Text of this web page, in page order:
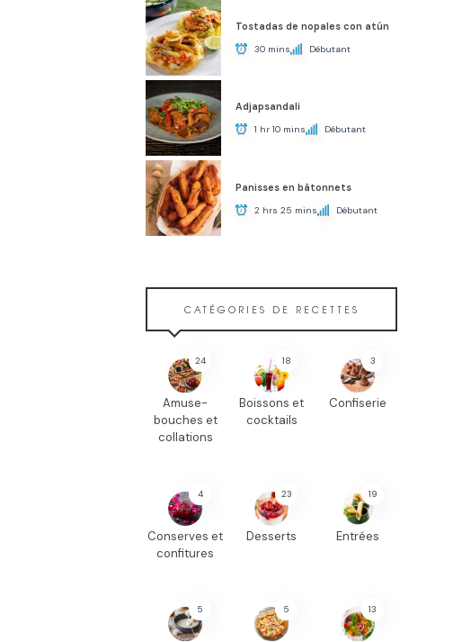
Tostadas de nopales con atún
30 mins Débutant
Adjapsandali
1 hr 10 mins Débutant
Panisses en bâtonnets
2 hrs 25 mins Débutant
CATÉGORIES DE RECETTES
24
Amuse-
bouches et
collations
18
Boissons et
cocktails
3
Confiserie
4
Conserves et
confitures
23
Desserts
19
Entrées
5 5 13